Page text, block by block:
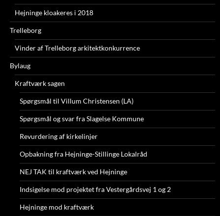
Hejninge kloakeres i 2018
Trelleborg
Vinder af Trelleborg arkitektkonkurrence
Bylaug
Kraftværk sagen
Spørgsmål til Villum Christensen (LA)
Spørgsmål og svar fra Slagelse Kommune
Revurdering af kirkelinjer
Opbakning fra Hejninge-Stillinge Lokalråd
NEJ TAK til kraftværk ved Hejninge
Indsigelse mod projektet fra Vestergårdsvej 1 og 2
Hejninge mod kraftværk